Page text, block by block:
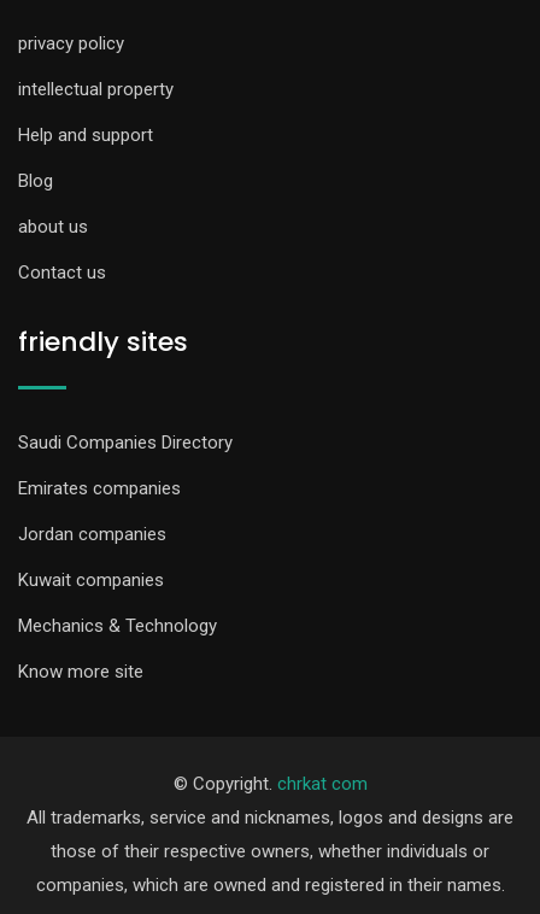
privacy policy
intellectual property
Help and support
Blog
about us
Contact us
friendly sites
Saudi Companies Directory
Emirates companies
Jordan companies
Kuwait companies
Mechanics & Technology
Know more site
© Copyright. chrkat com
All trademarks, service and nicknames, logos and designs are
those of their respective owners, whether individuals or
companies, which are owned and registered in their names.